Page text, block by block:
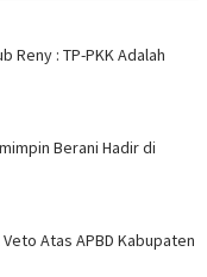
Reny : TP-PKK Adalah
Berani Hadir di
Atas APBD Kabupaten